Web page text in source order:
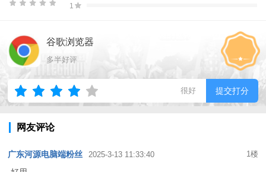
1
谷歌浏览器
多半好评
很好 提交打分
网友评论
广东河源电脑端粉丝 2025-3-13 11:33:40 1楼